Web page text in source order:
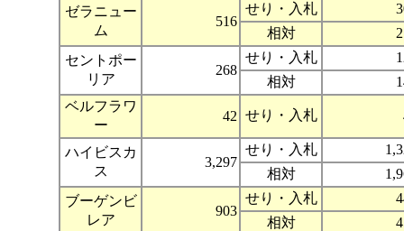
ゼラニュー
ム
516
せり・入札
相対
セントポー
リア
268
せり・入札
相対
ベルフラワ
ー
42 せり・入札
ハイビスカ
ス
3,297
せり・入札
相対
ブーゲンビ
レア
903
せり・入札
相対